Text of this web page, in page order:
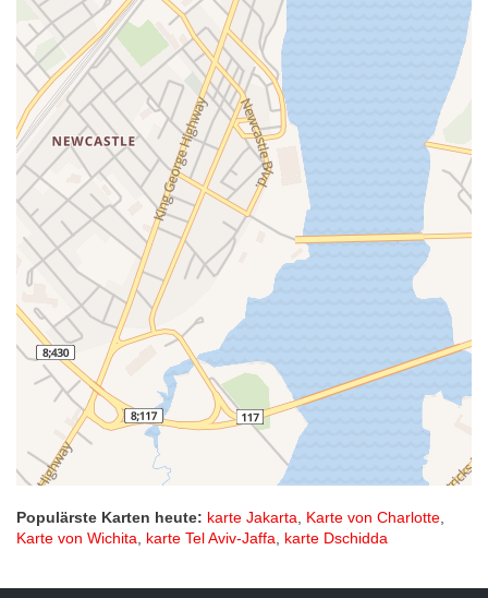
Populärste Karten heute: karte Jakarta, Karte von Charlotte,
Karte von Wichita, karte Tel Aviv-Jaffa, karte Dschidda